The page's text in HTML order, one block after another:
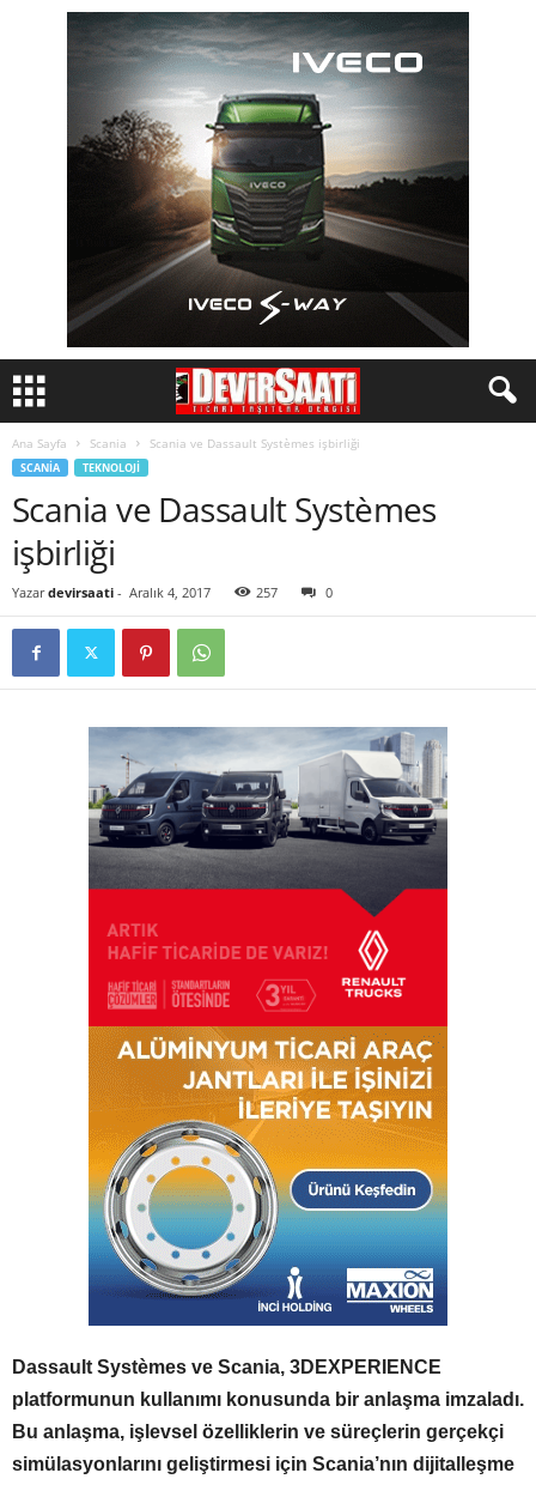
Ana Sayfa Scania Scania ve Dassault Systèmes işbirliği
SCANIA TEKNOLOJI
Scania ve Dassault Systèmes
işbirliği
Yazar devirsaati - Aralık 4, 2017 257 0
Dassault Systèmes ve Scania, 3DEXPERIENCE
platformunun kullanımı konusunda bir anlaşma imzaladı.
Bu anlaşma, işlevsel özelliklerin ve süreçlerin gerçekçi
simülasyonlarını geliştirmesi için Scania’nın dijitalleşme